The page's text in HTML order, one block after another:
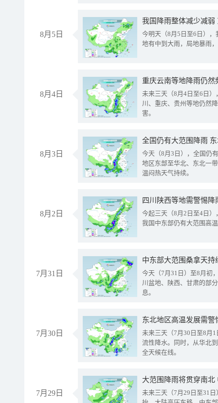
8月5日
我国降雨整体减少减弱
今明天（8月5日至6日）
地有中到大雨，局地暴雨
8月4日
重庆云南等地降雨仍然
未来三天（8月4日至6日
川、重庆、贵州等地仍然
害。
8月3日
全国仍有大范围降雨
今天（8月3日），全国仍
地区东部至华北、东北一
温闷热天气持续。
8月2日
今起三天（8月2日至4日
我国中东部仍有大范围高
7月31日
中东部大范围桑拿天
今天（7月31日）至8月初
川盆地、陕西、甘肃的部
息。
7月30日
东北地区高温发展需
未来三天（7月30日至8月
流性降水。同时，从华北
全天候在线。
7月29日
大范围降雨将贯穿南
未来三天（7月29日至31